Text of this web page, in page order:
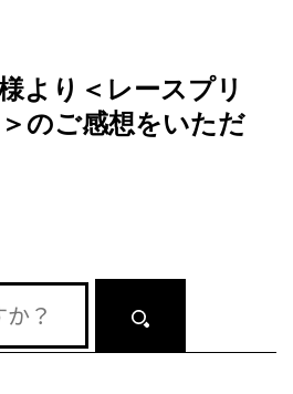
より＜レースプリ
のご感想をいただ